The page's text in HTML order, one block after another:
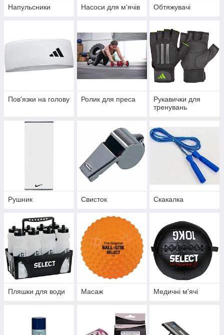
Напульсники Насоси для м'ячів Обтяжувачі
Пов'язки на голову Ролик для преса
Рукавички для
тренувань
Рушник Свисток Скакалка
Пляшки для води Масаж Медичні м'ячі